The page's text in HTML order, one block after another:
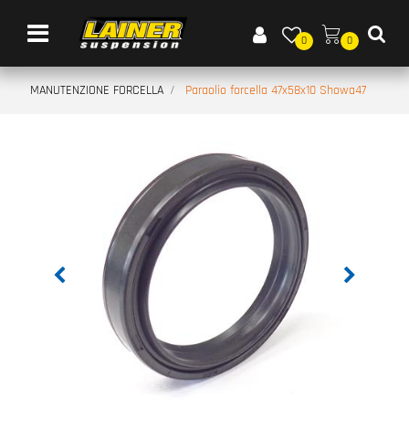
Open menu
0 0
MANUTENZIONE FORCELLA Paraolio forcella 47x58x10 Showa47